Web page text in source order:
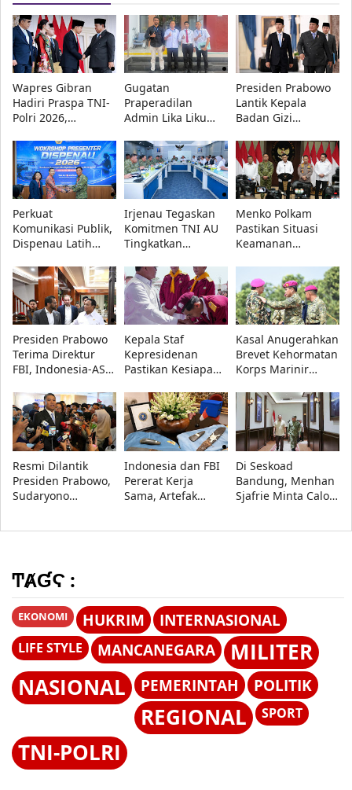
Wapres Gibran
Hadiri Praspa TNI-
Polri 2026,
Lantik 1.177
Perwira Remaja
Gugatan
Praperadilan
Admin Lika Liku
Pengadilan Negeri
Kupang
Menangkan Polda
NTT
Presiden Prabowo
Lantik Kepala
Badan Gizi
Pimpinan
Universitas
Republik Indonesia
Perkuat
Komunikasi Publik,
Dispenau Latih
Lewat Workshop TA
2026
Irjenau Tegaskan
Komitmen TNI AU
Tingkatkan
Rumah Dinas
Prajurit dan Tata
Kelola Persediaan
Menko Polkam
Pastikan Situasi
Keamanan
Aman, Pemerintah
Siaga Hadapi
Hoaks
Presiden Prabowo
Terima Direktur
FBI, Indonesia-AS
Repatriasi Artefak
Budaya
Kepala Staf
Kepresidenan
Pastikan Kesiapan
Bandung, 560
Siswa Ikuti MPLS
2026
Kasal Anugerahkan
Brevet Kehormatan
Korps Marinir
Sjafrie, Kasad,
Kasau, dan
Wapang TNI
Resmi Dilantik
Presiden Prabowo,
Sudaryono
Indonesia dan FBI
Pererat Kerja
Sama, Artefak
Di Seskoad
Bandung, Menhan
Sjafrie Minta Calon
ͲȺƓϚ :
EKONOMI HUKRIM INTERNASIONAL
LIFE STYLE MANCANEGARA
MILITER
NASIONAL
PEMERINTAH POLITIK
REGIONAL SPORT
TNI-POLRI